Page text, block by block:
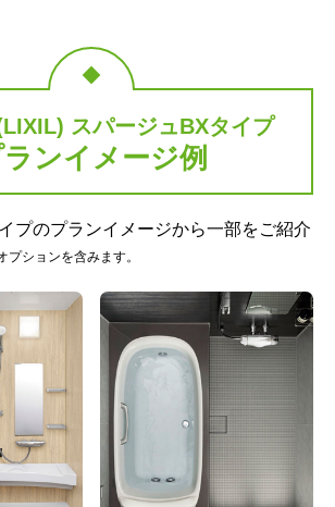
グランザ
状が異な
デル
プッシュワンウェイ排水栓
標準仕様モデル
エプロン
スパージュBXタイプ
ンイメージ例
プのプランイメージから一部をご紹介
ションを含みます。